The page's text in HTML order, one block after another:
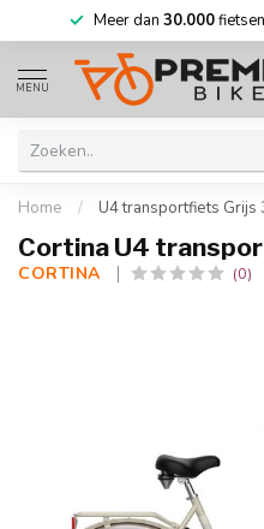
Meer dan30.000fietsen op
MENU
Home / U4 transportfiets Grijs
Cortina U4
CORTINA (0)